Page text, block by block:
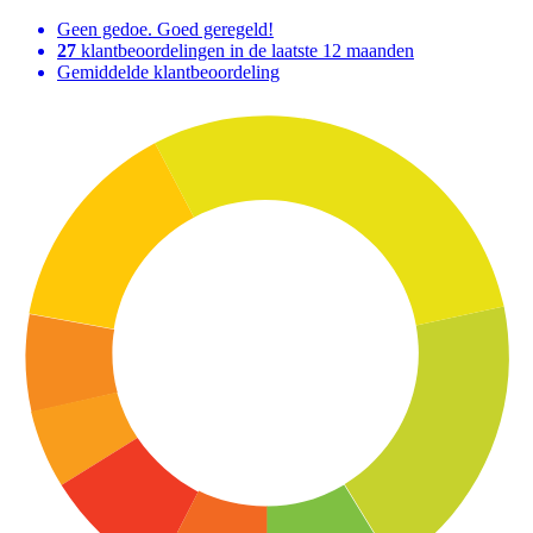
Geen gedoe. Goed geregeld!
27 klantbeoordelingen in de laatste 12 maanden
Gemiddelde klantbeoordeling